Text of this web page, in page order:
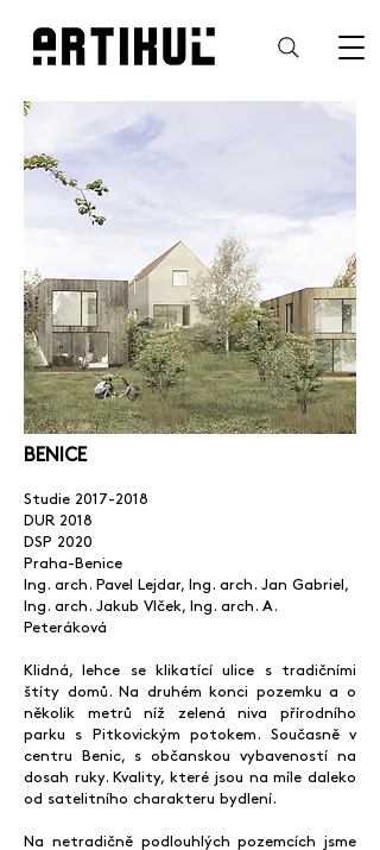
BENICE
Studie 2017-2018
DUR 2018
DSP 2020
Praha-Benice
Ing. arch. Pavel Lejdar, Ing. arch. Jan Gabriel,
Ing. arch. Jakub Vlček, Ing. arch. A.
Peteráková
Klidná, lehce se klikatící ulice s tradičními
štíty domů. Na druhém konci pozemku a o
několik metrů níž zelená niva přírodního
parku s Pitkovickým potokem. Současně v
centru Benic, s občanskou vybaveností na
dosah ruky. Kvality, které jsou na míle daleko
od satelitního charakteru bydlení.
Na netradičně podlouhlých pozemcích jsme